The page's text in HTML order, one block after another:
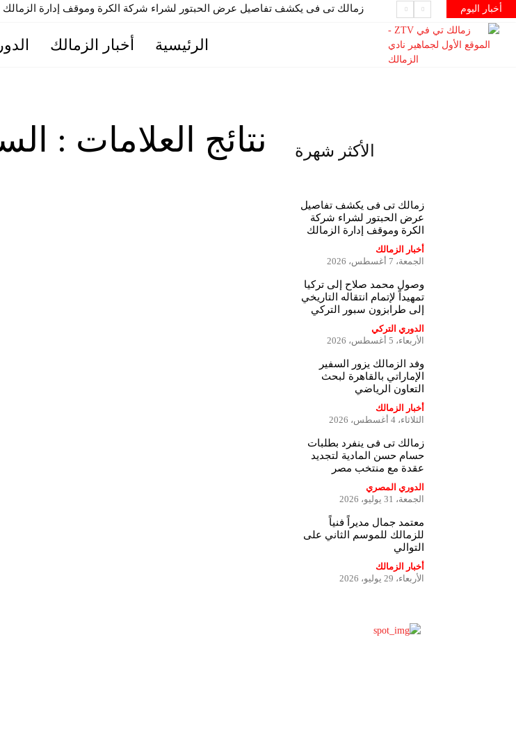
أخبار اليوم زمالك تى فى يكشف تفاصيل عرض الحبتور لشراء شركة الكرة وموقف إدارة الزمالك
الرئيسية أخبار الزمالك
نتائج العلامات : الأكثر شهرة
زمالك تى فى يكشف تفاصيل
عرض الحبتور لشراء شركة
الكرة وموقف إدارة الزمالك
أخبار الزمالك
الجمعة، 7 أغسطس، 2026
وصول محمد صلاح إلى تركيا
تمهيداً لإتمام انتقاله التاريخي
إلى طرابزون سبور التركي
الدوري التركي
الأربعاء، 5 أغسطس، 2026
وفد الزمالك يزور السفير
الإماراتي بالقاهرة لبحث
التعاون الرياضي
أخبار الزمالك
الثلاثاء، 4 أغسطس، 2026
زمالك تى فى ينفرد بطلبات
حسام حسن المادية لتجديد
عقدة مع منتخب مصر
الدوري المصري
الجمعة، 31 يوليو، 2026
معتمد جمال مديراً فنياً
للزمالك للموسم الثاني على
التوالي
أخبار الزمالك
الأربعاء، 29 يوليو، 2026